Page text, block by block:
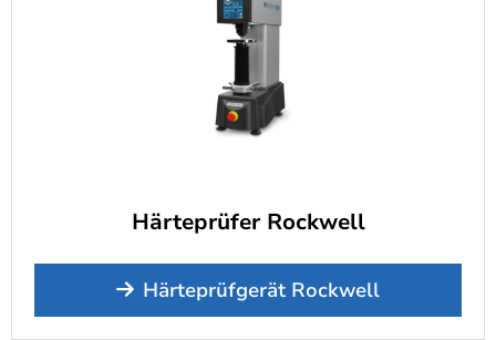
Härteprüfer Rockwell
Härteprüfgerät Rockwell